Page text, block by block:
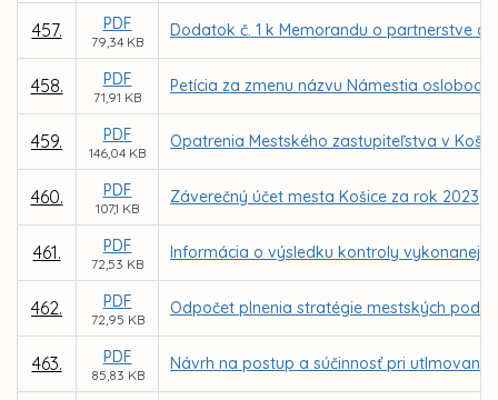
457. PDF
79,34 KB
Dodatok č. 1 k Memorandu o partnerstve a
458. PDF
71,91 KB
Petícia za zmenu názvu Námestia
459. PDF
146,04 KB
Opatrenia Mestského zastupiteľstva v
460. PDF
107,1 KB
Záverečný účet mesta Košice za rok 2023
461. PDF
72,53 KB
Informácia o výsledku kontroly vykonanej
462. PDF
72,95 KB
Odpočet plnenia stratégie mestských
463. PDF
85,83 KB
Návrh na postup a súčinnosť pri utlmovaní